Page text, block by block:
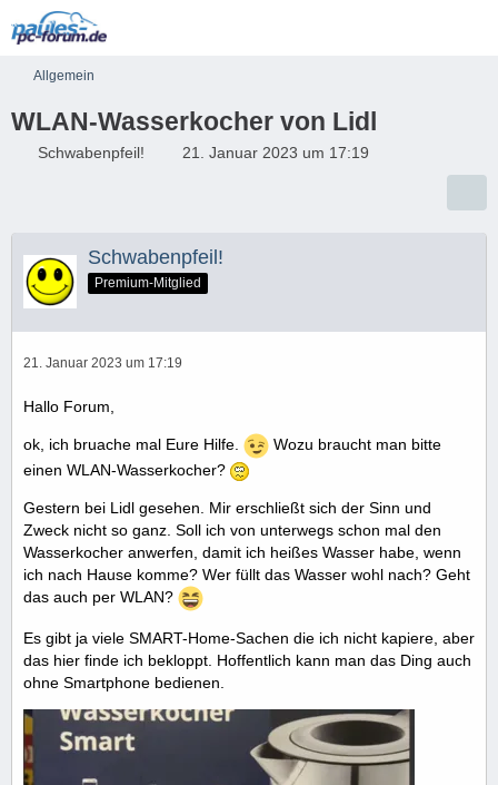
Allgemein
WLAN-Wasserkocher von Lidl
Schwabenpfeil! 21. Januar 2023 um 17:19
Schwabenpfeil!
Premium-Mitglied
21. Januar 2023 um 17:19
Hallo Forum,
ok, ich bruache mal Eure Hilfe.
Wozu braucht man bitte
einen WLAN-Wasserkocher?
Gestern bei Lidl gesehen. Mir erschließt sich der Sinn und
Zweck nicht so ganz. Soll ich von unterwegs schon mal den
Wasserkocher anwerfen, damit ich heißes Wasser habe, wenn
ich nach Hause komme? Wer füllt das Wasser wohl nach? Geht
das auch per WLAN?
Es gibt ja viele SMART-Home-Sachen die ich nicht kapiere, aber
das hier finde ich bekloppt. Hoffentlich kann man das Ding auch
ohne Smartphone bedienen.